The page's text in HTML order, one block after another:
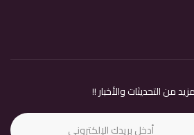
من التحديثات والأخبار !!